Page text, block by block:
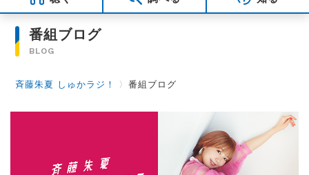
番組ブログ
BLOG
斉藤朱夏 しゅかラジ！ 〉番組ブログ